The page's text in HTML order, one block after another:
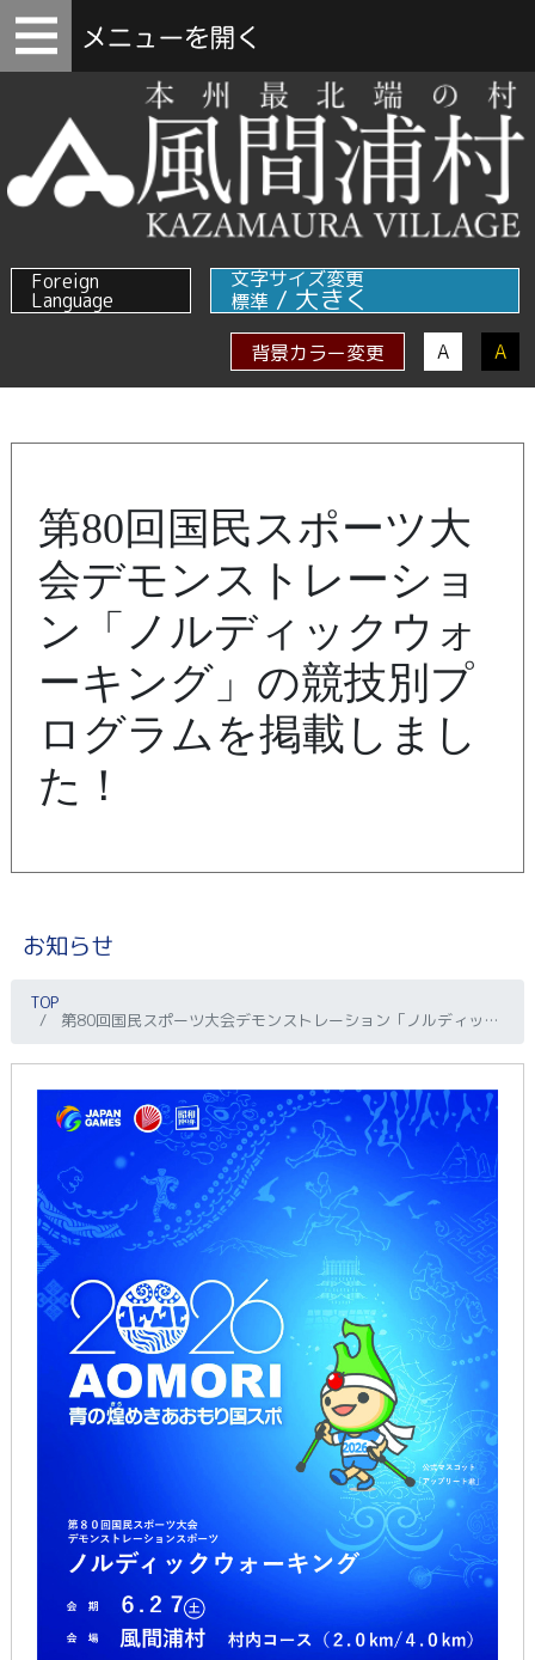
Foreign
Language
文字サイズ変更
標準 / 大きく
背景カラー変更 A A
第80回国民スポーツ大
会デモンストレーショ
ン「ノルディックウォ
ーキング」の競技別プ
ログラムを掲載しまし
た！
お知らせ
TOP
第80回国民スポーツ大会デモンストレーション「ノルディックウォーキング」の競技別プログラムを掲載しました！